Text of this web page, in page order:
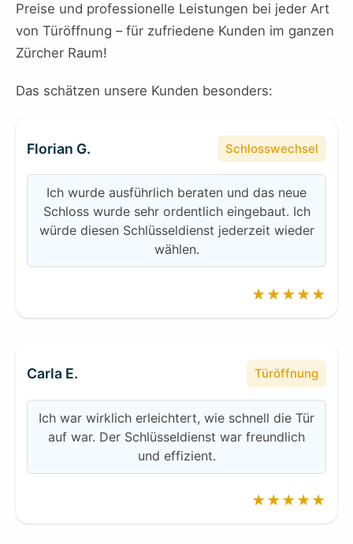
Preise und professionelle Leistungen bei jeder Art
von Türöffnung – für zufriedene Kunden im ganzen
Zürcher Raum!
Das schätzen unsere Kunden besonders:
Florian G. Schlosswechsel
Ich wurde ausführlich beraten und das neue
Schloss wurde sehr ordentlich eingebaut. Ich
würde diesen Schlüsseldienst jederzeit wieder
wählen.
★★★★★
Carla E. Türöffnung
Ich war wirklich erleichtert, wie schnell die Tür
auf war. Der Schlüsseldienst war freundlich
und effizient.
★★★★★